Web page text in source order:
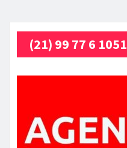
(21) 99 77 6 1051